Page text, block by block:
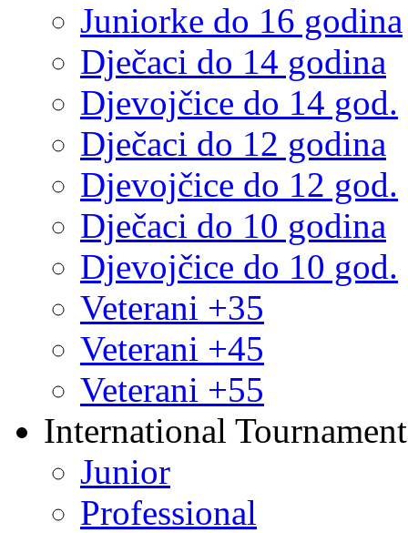
Juniorke do 16 godina
Dječaci do 14 godina
Djevojčice do 14 god.
Dječaci do 12 godina
Djevojčice do 12 god.
Dječaci do 10 godina
Djevojčice do 10 god.
Veterani +35
Veterani +45
Veterani +55
International
Junior
Professional